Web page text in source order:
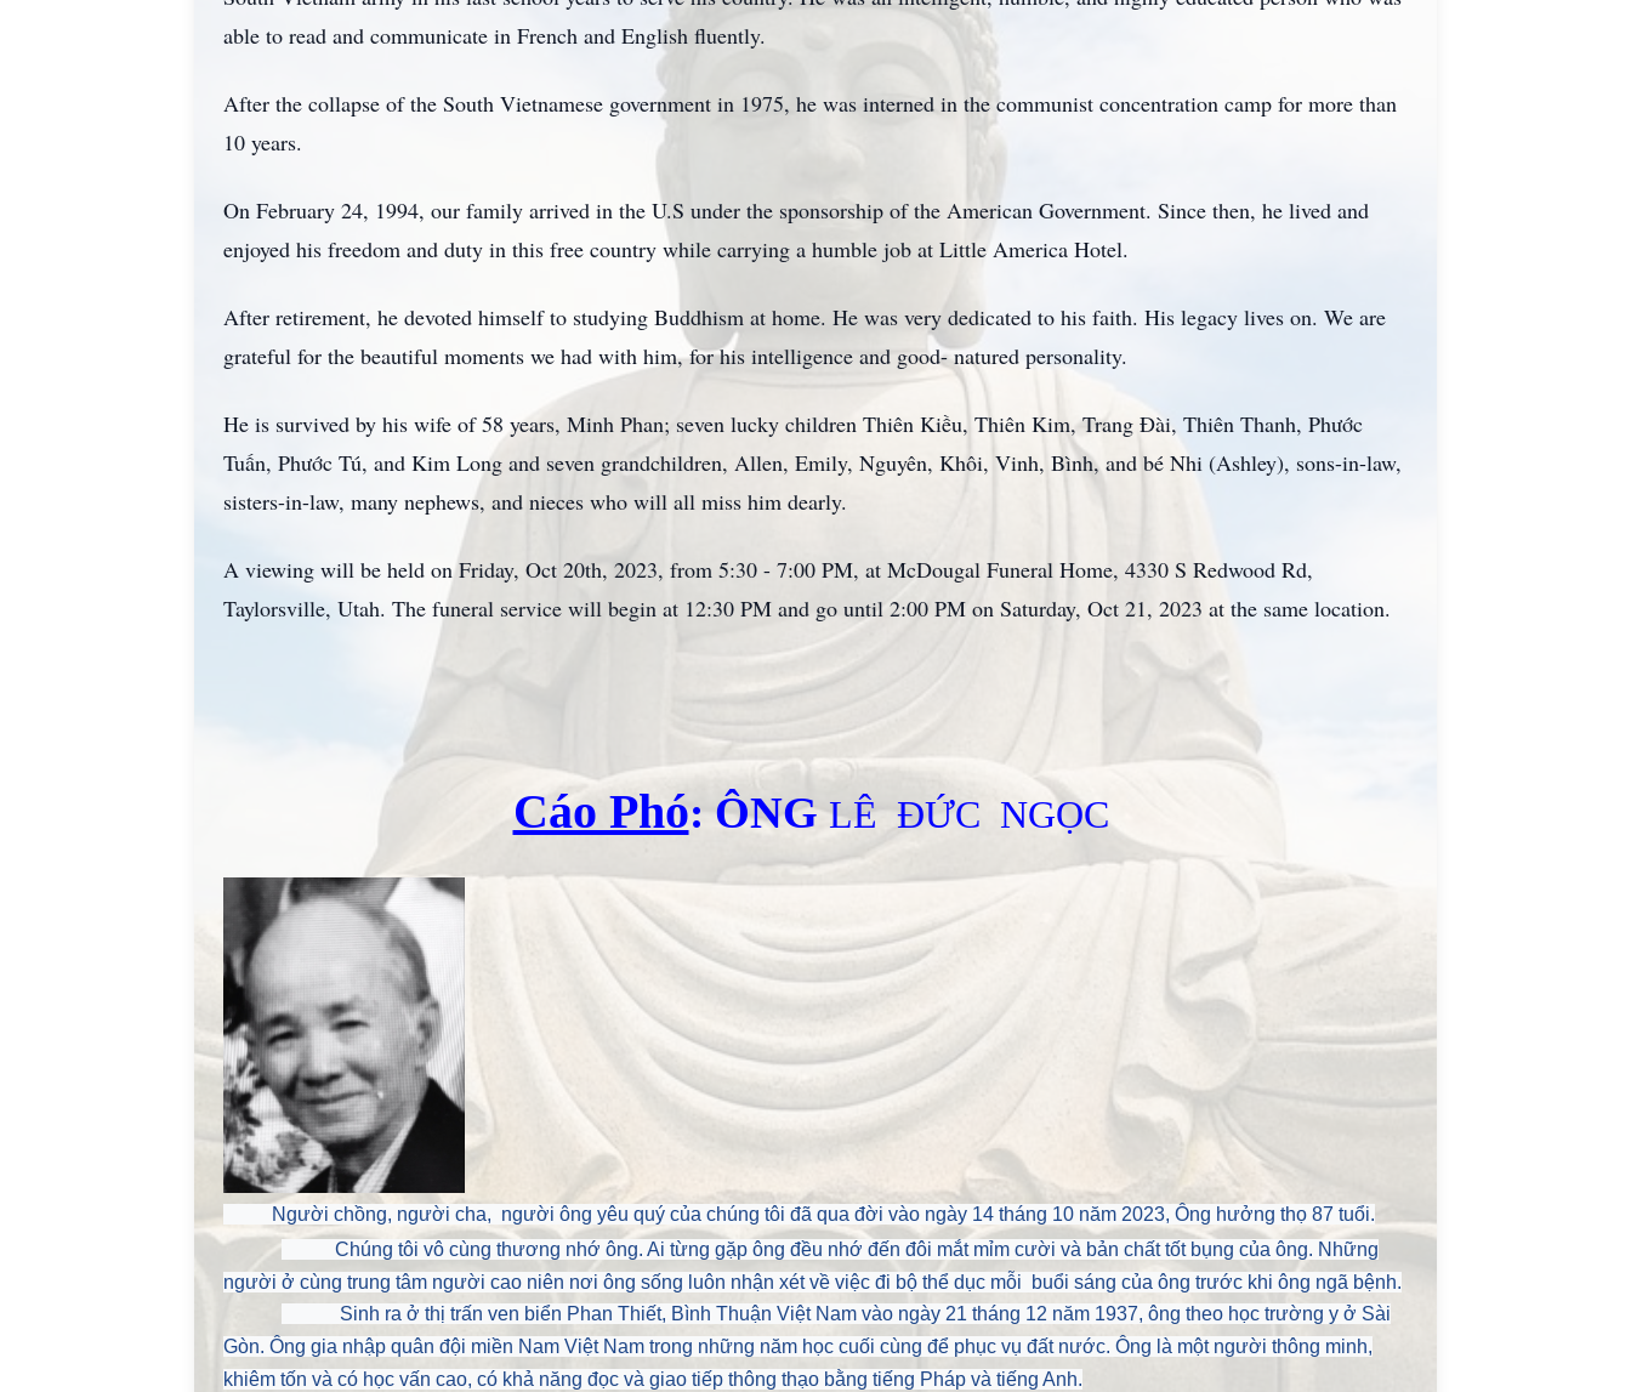
able to read and communicate in French and English fluently.
After the collapse of the South Vietnamese government in 1975, he was interned in the communist concentration camp for more than
10 years.
On February 24, 1994, our family arrived in the U.S under the sponsorship of the American Government. Since then, he lived and
enjoyed his freedom and duty in this free country while carrying a humble job at Little America Hotel.
After retirement, he devoted himself to studying Buddhism at home. He was very dedicated to his faith. His legacy lives on. We are
grateful for the beautiful moments we had with him, for his intelligence and good- natured personality.
He is survived by his wife of 58 years, Minh Phan; seven lucky children Thiên Kiều, Thiên Kim, Trang Đài, Thiên Thanh, Phước
Tuấn, Phước Tú, and Kim Long and seven grandchildren, Allen, Emily, Nguyên, Khôi, Vinh, Bình, and bé Nhi (Ashley), sons-in-law,
sisters-in-law, many nephews, and nieces who will all miss him dearly.
A viewing will be held on Friday, Oct 20th, 2023, from 5:30 - 7:00 PM, at McDougal Funeral Home, 4330 S Redwood Rd,
Taylorsville, Utah. The funeral service will begin at 12:30 PM and go until 2:00 PM on Saturday, Oct 21, 2023 at the same location.
Cáo Phó: ÔNGLÊ ĐỨC NGỌC
Người chồng, người cha, người ông yêu quý của chúng tôi đã qua đời vào ngày 14 tháng 10 năm 2023, Ông hưởng thọ 87 tuổi.
Chúng tôi vô cùng thương nhớ ông. Ai từng gặp ông đều nhớ đến đôi mắt mỉm cười và bản chất tốt bụng của ông. Những
người ở cùng trung tâm người cao niên nơi ông sống luôn nhận xét về việc đi bộ thể dục mỗi buổi sáng của ông trước khi ông ngã bệnh.
Sinh ra ở thị trấn ven biển Phan Thiết, Bình Thuận Việt Nam vào ngày 21 tháng 12 năm 1937, ông theo học trường y ở Sài
Gòn. Ông gia nhập quân đội miền Nam Việt Nam trong những năm học cuối cùng để phục vụ đất nước. Ông là một người thông minh,
khiêm tốn và có học vấn cao, có khả năng đọc và giao tiếp thông thạo bằng tiếng Pháp và tiếng Anh.